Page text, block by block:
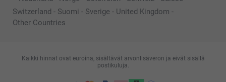
Switzerland - Suomi - Sverige - United Kingdom -
Other Countries
Kaikki hinnat ovat euroina, sisältävät arvonlisäveron ja eivät sisällä
postikuluja.